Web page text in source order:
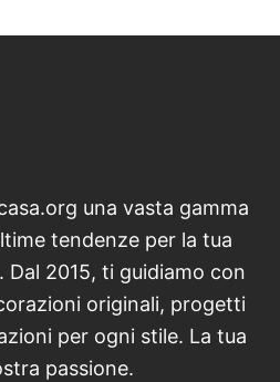
una vasta gamma
tendenze per la tua
Dal 2015, ti guidiamo con
originali, progetti
per ogni stile. La tua
passione.